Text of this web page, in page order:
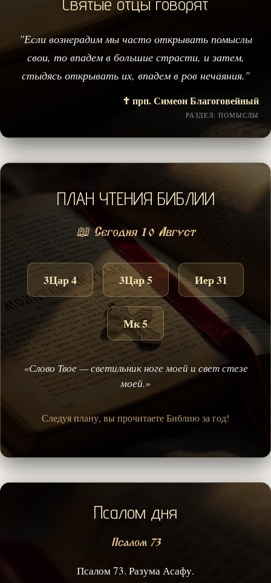
"Если вознерадим мы часто открывать помыслы
свои, то впадем в большие страсти, и затем,
стыдясь открывать их, впадем в ров нечаяния."
✝️ прп. Симеон Благоговейный
РАЗДЕЛ: ПОМЫСЛЫ
ПЛАН ЧТЕНИЯ БИБЛИИ
📖 Сегодня 10 Август
3Цар 4 3Цар 5 Иер 31
Мк 5
«Слово Твое — светильник ноге моей и свет стезе
моей.»
Следуя плану, вы прочитаете Библию за год!
Псалом дня
Псалом 73
Псалом 73. Разума Асафу.